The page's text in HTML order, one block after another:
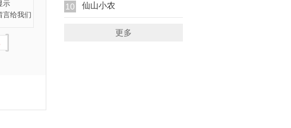
10 仙山小农
更多